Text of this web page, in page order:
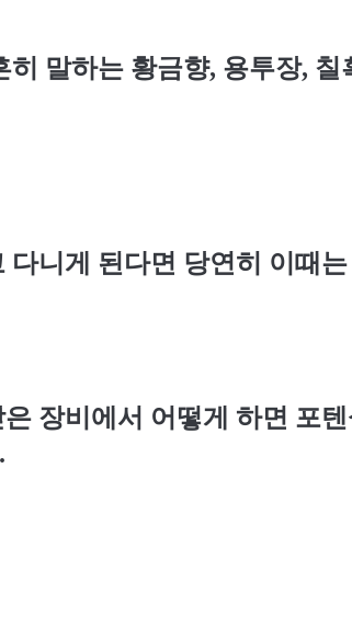
히 말하는 황금향, 용투장, 칠
다니게 된다면 당연히 이때
장비에서 어떻게 하면 포
.